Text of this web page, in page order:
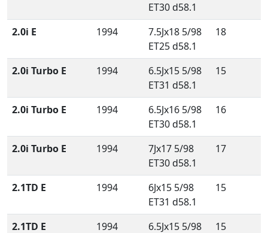
ET30 d58.1
2.0i E 1994
7.5Jx18 5/98
ET25 d58.1
18
2.0i Turbo E 1994
6.5Jx15 5/98
ET31 d58.1
15
2.0i Turbo E 1994
6.5Jx16 5/98
ET30 d58.1
16
2.0i Turbo E 1994
7Jx17 5/98
ET30 d58.1
17
2.1TD E 1994
6Jx15 5/98
ET31 d58.1
15
2.1TD E 1994
6.5Jx15 5/98
15